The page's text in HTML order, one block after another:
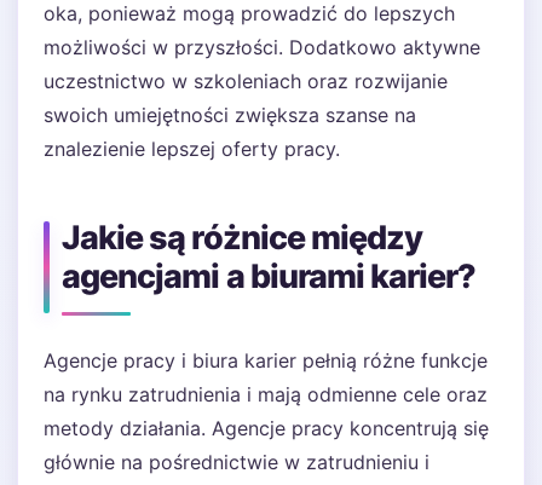
oka, ponieważ mogą prowadzić do lepszych
możliwości w przyszłości. Dodatkowo aktywne
uczestnictwo w szkoleniach oraz rozwijanie
swoich umiejętności zwiększa szanse na
znalezienie lepszej oferty pracy.
Jakie są różnice między
agencjami a biurami karier?
Agencje pracy i biura karier pełnią różne funkcje
na rynku zatrudnienia i mają odmienne cele oraz
metody działania. Agencje pracy koncentrują się
głównie na pośrednictwie w zatrudnieniu i